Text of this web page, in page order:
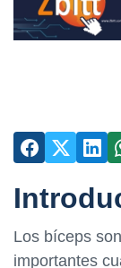
Los bíceps
importantes